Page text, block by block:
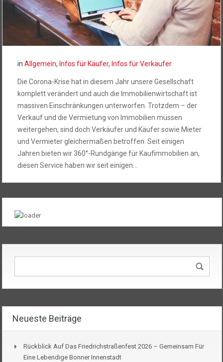
in Allgemein, Infos für Käufer, Infos für Verkäufer
Die Corona-Krise hat in diesem Jahr unsere Gesellschaft
komplett verändert und auch die Immobilienwirtschaft ist
massiven Einschränkungen unterworfen. Trotzdem – der
Verkauf und die Vermietung von Immobilien müssen
weitergehen, sind doch Verkäufer und Käufer sowie Mieter
und Vermieter gleichermaßen betroffen. Seit einigen
Jahren bieten wir 360°-Rundgänge für Kaufimmobilien an,
diesen Service haben wir seit einigen…
Neueste Beiträge
Rückblick Auf Das Friedrichstraßenfest 2026 – Gemeinsam Für
Eine Lebendige Bonner Innenstadt